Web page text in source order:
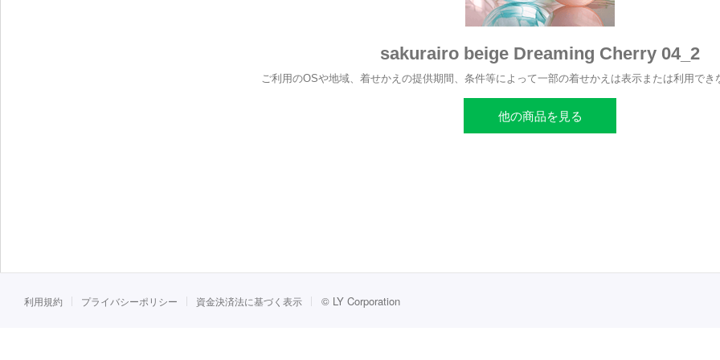
sakurairo beige Dreaming Cherry 04_2
ご利用のOSや地域、着せかえの提供期間、条件等によって一部の着せかえは表示または利用でき
他の商品を見る
利用規約 プライバシーポリシー 資金決済法に基づく表示 © LY Corporation